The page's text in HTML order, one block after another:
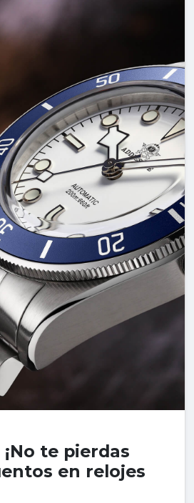
te pierdas
en relojes